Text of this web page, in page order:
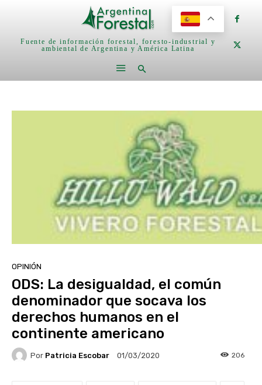
Fuente de información forestal, foresto-industrial y
ambiental de Argentina y América Latina
OPINIÓN
ODS: La desigualdad, el común
denominador que socava los
derechos humanos en el
continente americano
Por Patricia Escobar 01/03/2020 206